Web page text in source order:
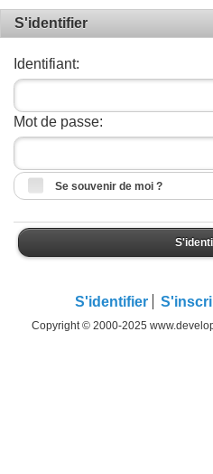
S'identifier
Identifiant:
Mot de passe:
Se souvenir de moi ?
S'identifier
Copyright © 2000-2025